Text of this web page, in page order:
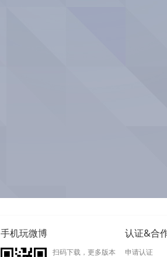
手机玩微博
扫码下载，更多版本
认证&合
申请认证